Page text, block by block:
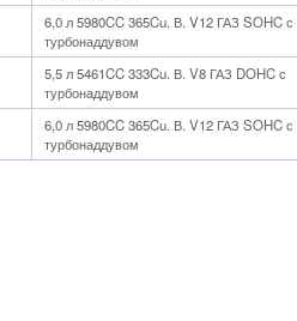
6,0 л 5980CC 365Cu. В. V12 ГАЗ SOHC с
турбонаддувом
5,5 л 5461CC 333Cu. В. V8 ГАЗ DOHC с
турбонаддувом
6,0 л 5980CC 365Cu. В. V12 ГАЗ SOHC с
турбонаддувом